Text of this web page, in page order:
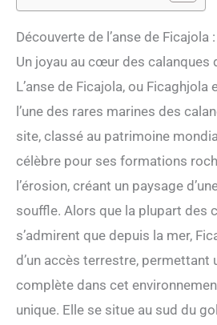
Découverte de l’anse de Ficajola
Un joyau au cœur des calanques
L’anse de Ficajola, ou Ficaghjola
l’une des rares marines des
site, classé au patrimoine
célèbre pour ses formations
l’érosion, créant un paysage
souffle. Alors que la plupart des
s’admirent que depuis la mer,
d’un accès terrestre, permettant
complète dans cet
unique. Elle se situe au sud du